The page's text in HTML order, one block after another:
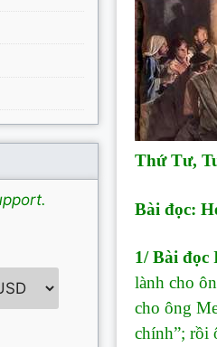
Thứ Tư,
Bài đọc:
1/ Bài đọc
lành cho
cho ông
chính”; rồi